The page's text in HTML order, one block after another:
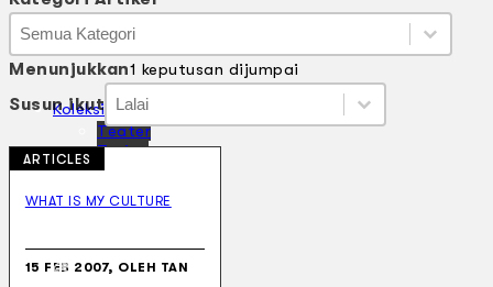
Koleksi Kami
Teater
Tarian
Artikel
Sejarah Lisan
Hubungi Kami
BM
Kategori Artikel
Kategori Artikel
Kategori Artikel
Menunjukkan1 keputusan dijumpai
Susun ikut Susun ikut
Susun ikut
Susun ikut
ARTICLES
WHAT IS MY CULTURE
15 FEB 2007, OLEH TAN